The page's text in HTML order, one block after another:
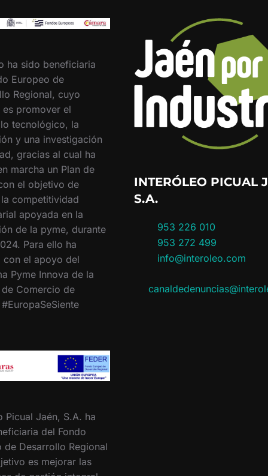
ha sido beneficiaria
Europeo de
Regional, cuyo
promover el
tecnológico, la
y una investigación
gracias al cual ha
marcha un Plan de
el objetivo de
competitividad
apoyada en la
de la pyme, durante
Para ello ha
con el apoyo del
Pyme Innova de la
de Comercio de
Picual Jaén, S.A. ha
del Fondo
de Desarrollo Regional
es mejorar las
INTERÓLEO PICUAL
S.A.
953 226 010
953 272 499
info@interoleo.com